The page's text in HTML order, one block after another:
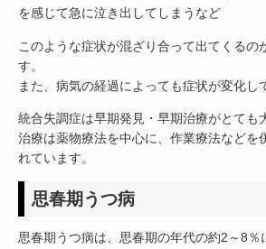
を感じて急に泣き出してしまうなど
このような症状が混ざり合って出てくるの
す。
また、病気の経過によっても症状が変化し
統合失調症は早期発見・早期治療がとても
治療は薬物療法を中心に、作業療法などを
れています。
思春期うつ病
思春期うつ病は、思春期の年代の約2～8％